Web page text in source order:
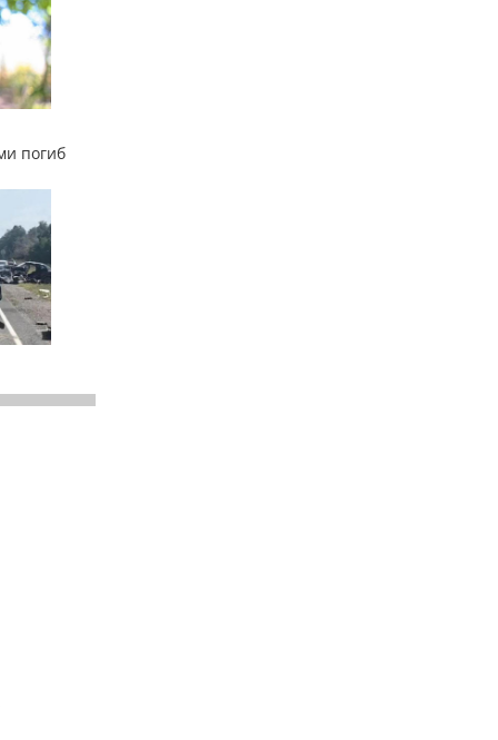
погиб